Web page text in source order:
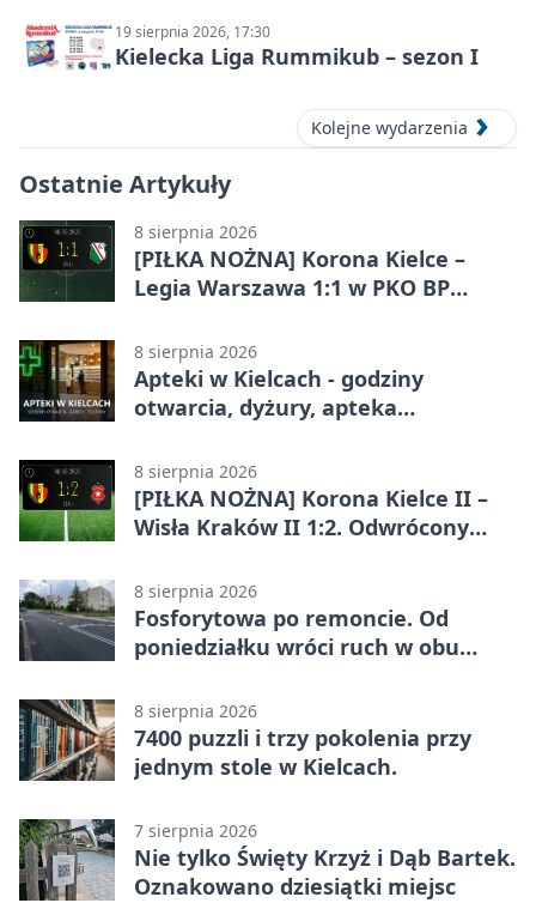
19 sierpnia 2026, 17:30
Kielecka Liga Rummikub – sezon I
Kolejne wydarzenia
Ostatnie Artykuły
8 sierpnia 2026
[PIŁKA NOŻNA] Korona Kielce –
Legia Warszawa 1:1 w PKO BP
zatrzymali lidera
8 sierpnia 2026
Apteki w Kielcach - godziny
otwarcia, dyżury, apteka
8 sierpnia 2026
[PIŁKA NOŻNA] Korona Kielce II –
Wisła Kraków II 1:2. Odwrócony
(Grupa IV)
8 sierpnia 2026
Fosforytowa po remoncie. Od
poniedziałku wróci ruch w obu
8 sierpnia 2026
7400 puzzli i trzy pokolenia przy
jednym stole w Kielcach.
7 sierpnia 2026
Nie tylko Święty Krzyż i Dąb Bartek.
Oznakowano dziesiątki miejsc